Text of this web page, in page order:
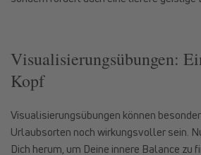
Visualisierungsübungen:
Kopf
Visualisierungsübungen können
Urlaubsorten noch wirkungsvoller sein.
Dich herum, um Deine innere Balance zu